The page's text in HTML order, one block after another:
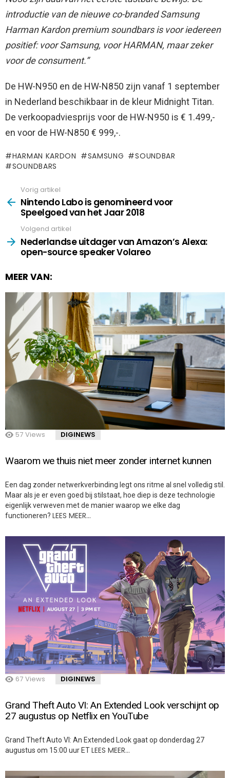
introductie van de nieuwe co-branded Samsung
Harman Kardon premium soundbars is voor iedereen
positief: voor Samsung, voor HARMAN, maar zeker
voor de consument.”
De HW-N950 en de HW-N850 zijn vanaf 1 september
in Nederland beschikbaar in de kleur Midnight Titan.
De verkoopadviesprijs voor de HW-N950 is € 1.499,-
en voor de HW-N850 € 999,-.
HARMAN KARDON SAMSUNG
SOUNDBAR
SOUNDBARS
more
Vorig artikel
Nintendo Labo is genomineerd voor
Speelgoed van het Jaar 2018
Volgend artikel
Nederlandse uitdager van Amazon’s Alexa:
open-source speaker Volareo
MEER VAN:
57 Views DIGINEWS
Waarom we thuis niet meer zonder internet kunnen
Een dag zonder netwerkverbinding legt ons ritme al snel volledig stil.
Maar als je er even goed bij stilstaat, hoe diep is deze technologie
eigenlijk verweven met de manier waarop we elke dag
functioneren? LEES MEER…
67 Views DIGINEWS
Grand Theft Auto VI: An Extended Look verschijnt op
27 augustus op Netflix en YouTube
Grand Theft Auto VI: An Extended Look gaat op donderdag 27
augustus om 15:00 uur ETLEES MEER…